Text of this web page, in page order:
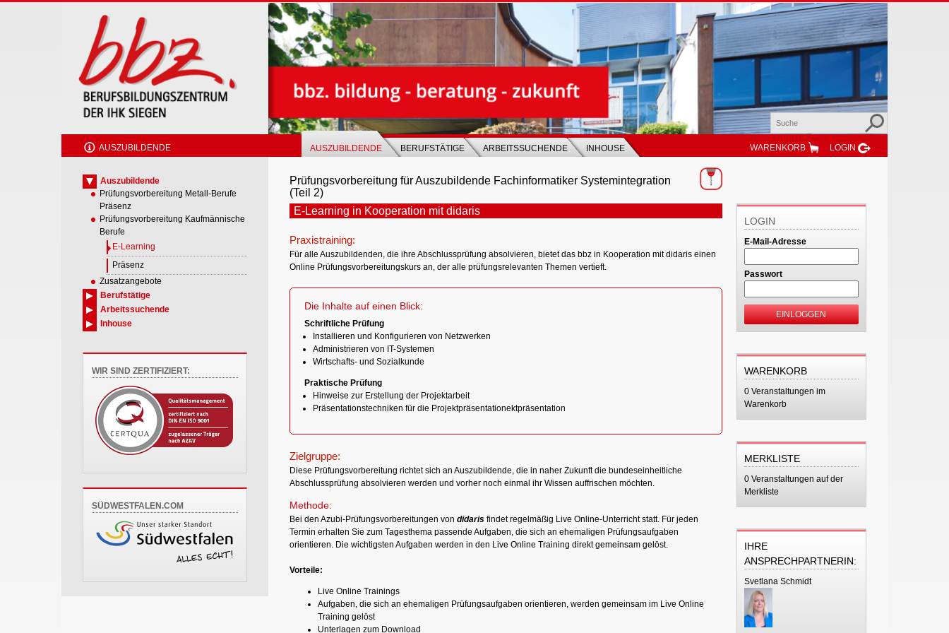
AUSZUBILDENDE AUSZUBILDENDE BERUFSTÄTIGE ARBEITSSUCHENDE INHOUSE WARENKORB LOGIN
Prüfungsvorbereitung für Auszubildende Fachinformatiker Systemintegration
(Teil 2)
E-Learning in Kooperation mit didaris
Praxistraining:
Für alle Auszubildenden, die ihre Abschlussprüfung absolvieren, bietet das bbz in Kooperation mit didaris einen
Online Prüfungsvorbereitungskurs an, der alle prüfungsrelevanten Themen vertieft.
Die Inhalte auf einen Blick:
Schriftliche Prüfung
Installieren und Konfigurieren von Netzwerken
Administrieren von IT-Systemen
Wirtschafts- und Sozialkunde
Praktische Prüfung
Hinweise zur Erstellung der Projektarbeit
Präsentationstechniken für die Projektpräsentationektpräsentation
Zielgruppe:
Diese Prüfungsvorbereitung richtet sich an Auszubildende, die in naher Zukunft die bundeseinheitliche
Abschlussprüfung absolvieren werden und vorher noch einmal ihr Wissen auffrischen möchten.
Methode:
Bei den Azubi-Prüfungsvorbereitungen von didaris findet regelmäßig Live Online-Unterricht statt. Für jeden
Termin erhalten Sie zum Tagesthema passende Aufgaben, die sich an ehemaligen Prüfungsaufgaben
orientieren. Die wichtigsten Aufgaben werden in den Live Online Training direkt gemeinsam gelöst.
Vorteile:
Live Online Trainings
Aufgaben, die sich an ehemaligen Prüfungsaufgaben orientieren, werden gemeinsam im Live Online
Training gelöst
Unterlagen zum Download
LOGIN
E-Mail-Adresse
Passwort
EINLOGGEN
WARENKORB
0 Veranstaltungen im
Warenkorb
MERKLISTE
0 Veranstaltungen auf der
Merkliste
IHRE
ANSPRECHPARTNERIN:
Svetlana Schmidt
Auszubildende
Prüfungsvorbereitung Metall-Berufe
Präsenz
Prüfungsvorbereitung Kaufmännische
Berufe
E-Learning
Präsenz
Zusatzangebote
Berufstätige
Arbeitssuchende
Inhouse
WIR SIND ZERTIFIZIERT:
SÜDWESTFALEN.COM